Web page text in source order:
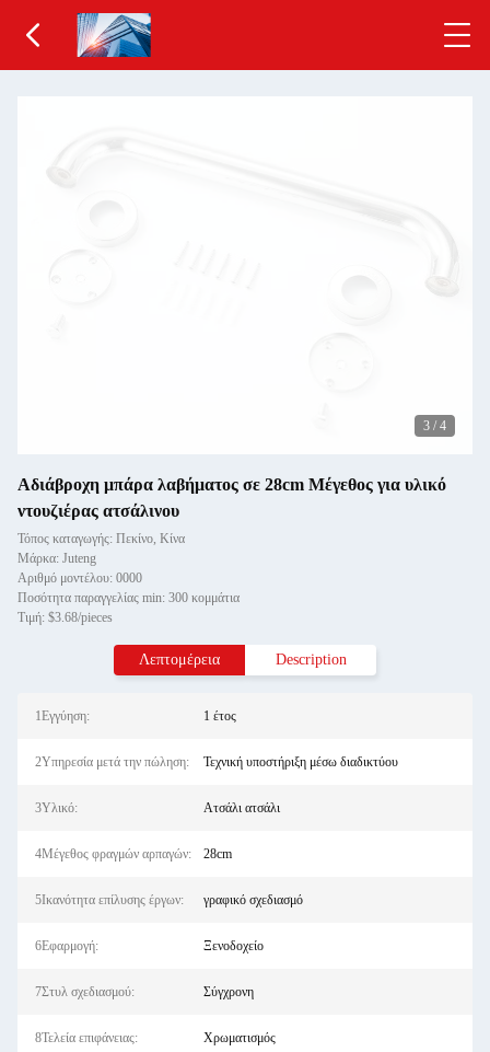
3 / 4
Αδιάβροχη μπάρα λαβήματος σε 28cm Μέγεθος για υλικό
ντουζιέρας ατσάλινου
Τόπος καταγωγής: Πεκίνο, Κίνα
Μάρκα: Juteng
Αριθμό μοντέλου: 0000
Ποσότητα παραγγελίας min: 300 κομμάτια
Τιμή: $3.68/pieces
Λεπτομέρεια Description
1Εγγύηση: 1 έτος
2Υπηρεσία μετά την πώληση: Τεχνική υποστήριξη μέσω διαδικτύου
3Υλικό: Ατσάλι ατσάλι
4Μέγεθος φραγμών αρπαγών: 28cm
5Ικανότητα επίλυσης έργων: γραφικό σχεδιασμό
6Εφαρμογή: Ξενοδοχείο
7Στυλ σχεδιασμού: Σύγχρονη
8Τελεία επιφάνειας: Χρωματισμός